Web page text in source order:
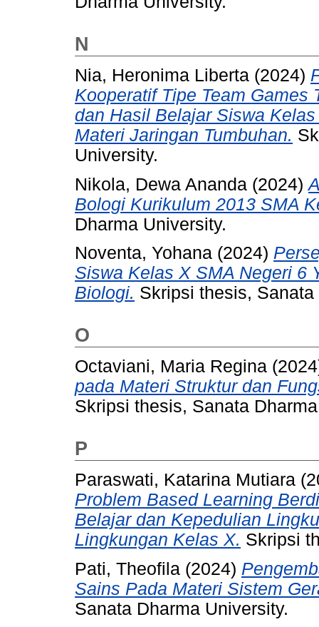
N
Nia, Heronima Liberta (2024)
Kooperatif Tipe Team Games
dan Hasil Belajar Siswa
Materi Jaringan Tumbuhan.
University.
Nikola, Dewa Ananda (2024)
Bologi Kurikulum 2013 SMA
Dharma University.
Noventa, Yohana (2024)
Siswa Kelas X SMA Negeri 6
Biologi. Skripsi thesis,
O
Octaviani, Maria Regina
pada Materi Struktur dan
Skripsi thesis, Sanata
P
Paraswati, Katarina Mutiara
Problem Based Learning
Belajar dan Kepedulian
Lingkungan Kelas X. Skripsi
Pati, Theofila (2024)
Sains Pada Materi Sistem
Sanata Dharma University.